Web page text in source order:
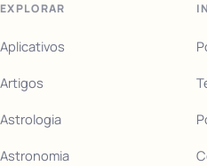
EXPLORAR
Aplicativos
Artigos
Astrologia
Astronomia